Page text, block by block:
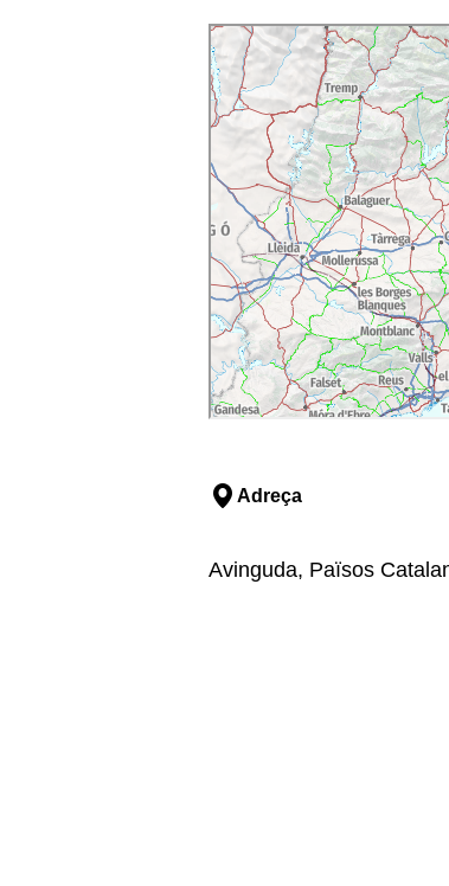
Adreça
Avinguda, Països